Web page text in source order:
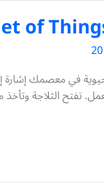
في معصمك إشارة
تفتح الثلاجة